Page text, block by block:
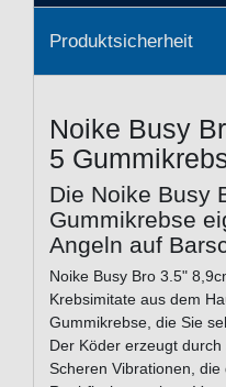
Produktsicherheit
Noike Busy
5
Die Noike Busy
Gummikrebse
Angeln auf
Noike Busy Bro 3.5"
Krebsimitate aus dem
Gummikrebse, die Sie
Der Köder erzeugt
Scheren Vibrationen,